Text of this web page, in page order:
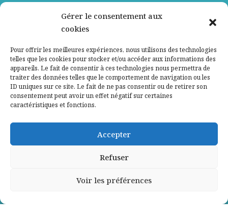
Gérer le consentement aux
cookies
Pour offrir les meilleures expériences, nous utilisons des technologies
telles que les cookies pour stocker et/ou accéder aux informations des
appareils. Le fait de consentir à ces technologies nous permettra de
traiter des données telles que le comportement de navigation ou les
ID uniques sur ce site. Le fait de ne pas consentir ou de retirer son
consentement peut avoir un effet négatif sur certaines
caractéristiques et fonctions.
Accepter
Refuser
Voir les préférences
Nos partenaires
Contactez-nous
Mentions légales